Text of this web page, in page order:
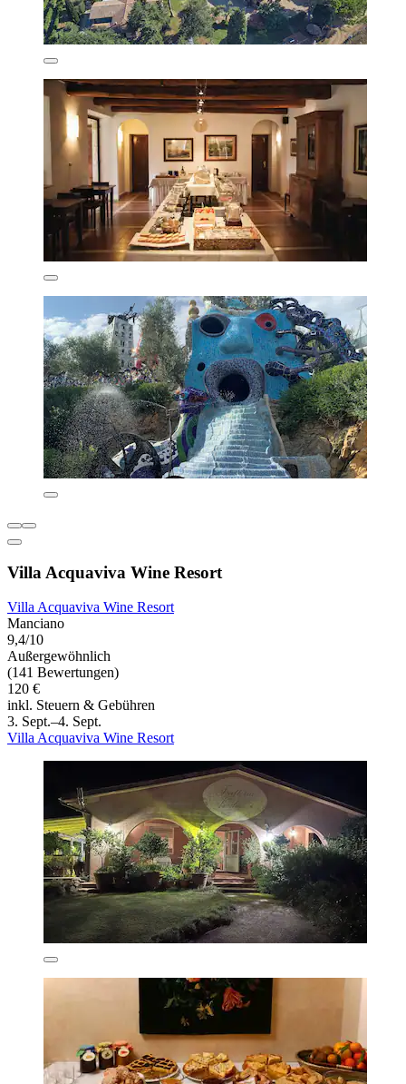
Villa Acquaviva Wine Resort
Villa Acquaviva Wine Resort
Manciano
9,4/10
Außergewöhnlich
(141 Bewertungen)
120 €
inkl. Steuern & Gebühren
3. Sept.–4. Sept.
Villa Acquaviva Wine Resort